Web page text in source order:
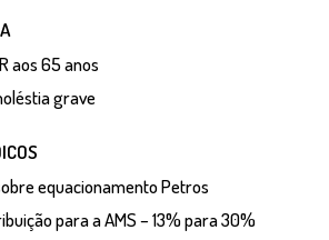
aos 65 anos
grave
equacionamento Petros
para a AMS – 13% para 30%